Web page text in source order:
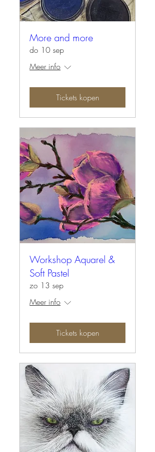
More and more
do 10 sep
Meer info
Tickets kopen
Workshop Aquarel &
Soft Pastel
zo 13 sep
Meer info
Tickets kopen